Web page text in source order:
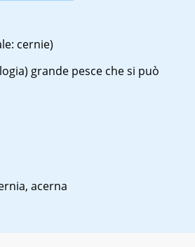
cernie)
grande pesce che si può
acerna